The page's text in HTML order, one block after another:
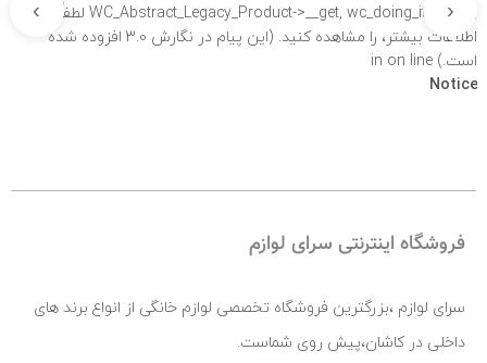
WC_Abstract_Legacy_Product->__get, wc_doing_it_wrong لطفاً برای
اطلاعات بیشتر،
را مشاهده کنید. (این پیام در نگارش 3.0 افزوده شده
است.) in on line
Notice
‹
›
فروشگاه اینترنتی سرای لوازم
سرای لوازم ،بزرگترین فروشگاه تخصصی لوازم خانگی از انواع برند های
داخلی در کاشان،پیش روی شماست.